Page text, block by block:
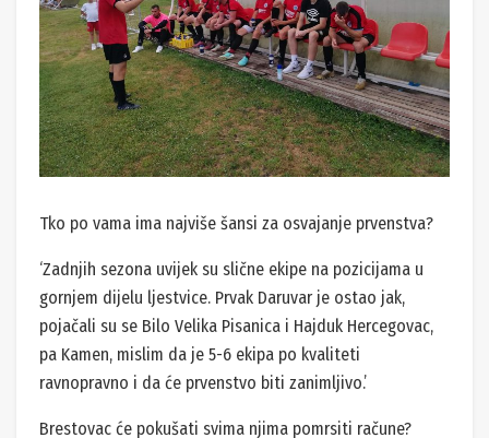
Tko po vama ima najviše šansi za osvajanje prvenstva?
‘Zadnjih sezona uvijek su slične ekipe na pozicijama u
gornjem dijelu ljestvice. Prvak Daruvar je ostao jak,
pojačali su se Bilo Velika Pisanica i Hajduk Hercegovac,
pa Kamen, mislim da je 5-6 ekipa po kvaliteti
ravnopravno i da će prvenstvo biti zanimljivo.’
Brestovac će pokušati svima njima pomrsiti račune?